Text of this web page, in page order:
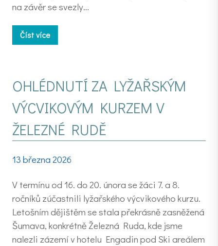
na závěr se svezly…
Číst více
OHLÉDNUTÍ ZA LYŽAŘSKÝM
VÝCVIKOVÝM KURZEM V
ŽELEZNÉ RUDĚ
13 března 2026
V termínu od 16. do 20. února se žáci 7. a 8.
ročníků zúčastnili lyžařského výcvikového kurzu.
Letošním dějištěm se stala překrásně zasněžená
Šumava, konkrétně Železná Ruda, kde jsme
nalezli zázemí v hotelu Engadin pod Ski areálem